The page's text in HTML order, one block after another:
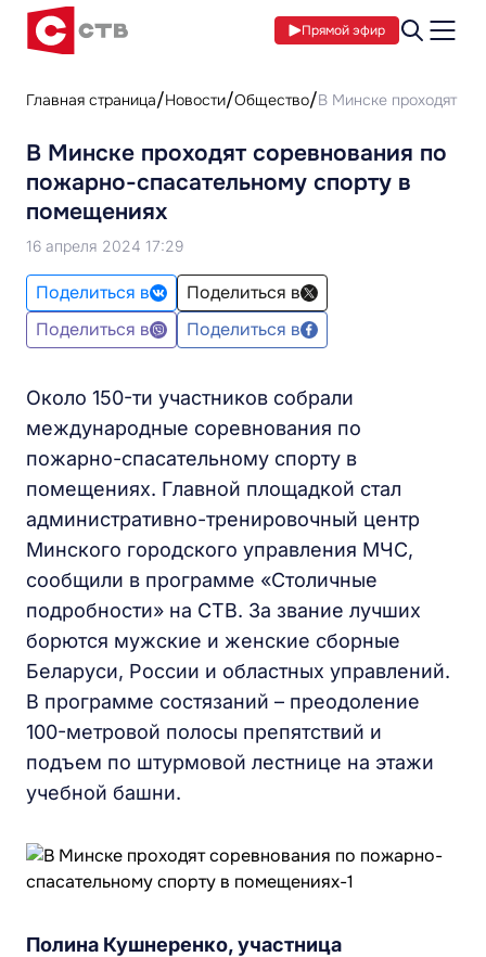
Прямой эфир
Главная страница Новости Общество В Минске проходят
В Минске проходят соревнования по
пожарно-спасательному спорту в
помещениях
16 апреля 2024 17:29
Поделиться в
Поделиться в
Поделиться в
Поделиться в
Около 150-ти участников собрали
международные соревнования по
пожарно-спасательному спорту в
помещениях. Главной площадкой стал
административно-тренировочный центр
Минского городского управления МЧС,
сообщили в программе «Столичные
подробности» на СТВ. За звание лучших
борются мужские и женские сборные
Беларуси, России и областных управлений.
В программе состязаний – преодоление
100-метровой полосы препятствий и
подъем по штурмовой лестнице на этажи
учебной башни.
Полина Кушнеренко, участница